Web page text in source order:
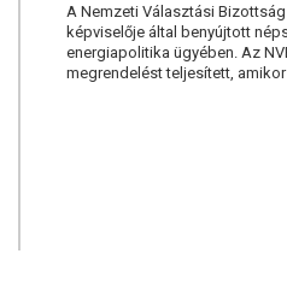
A Nemzeti Választási
képviselője által benyújtott
energiapolitika ügyében. Az
megrendelést teljesített, amikor